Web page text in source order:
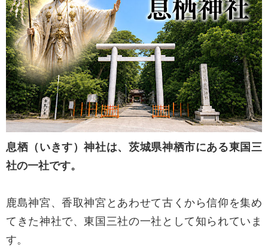
息栖（いきす）神社は、茨城県神栖市にある東国三
社の一社です。
鹿島神宮、香取神宮とあわせて古くから信仰を集め
てきた神社で、東国三社の一社として知られていま
す。